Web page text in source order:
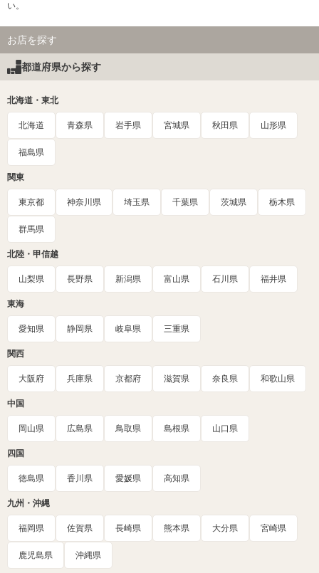
い。
お店を探す
都道府県から探す
北海道・東北
北海道 青森県 岩手県 宮城県 秋田県 山形県
福島県
関東
東京都 神奈川県 埼玉県 千葉県 茨城県 栃木県
群馬県
北陸・甲信越
山梨県 長野県 新潟県 富山県 石川県 福井県
東海
愛知県 静岡県 岐阜県 三重県
関西
大阪府 兵庫県 京都府 滋賀県 奈良県 和歌山県
中国
岡山県 広島県 鳥取県 島根県 山口県
四国
徳島県 香川県 愛媛県 高知県
九州・沖縄
福岡県 佐賀県 長崎県 熊本県 大分県 宮崎県
鹿児島県 沖縄県